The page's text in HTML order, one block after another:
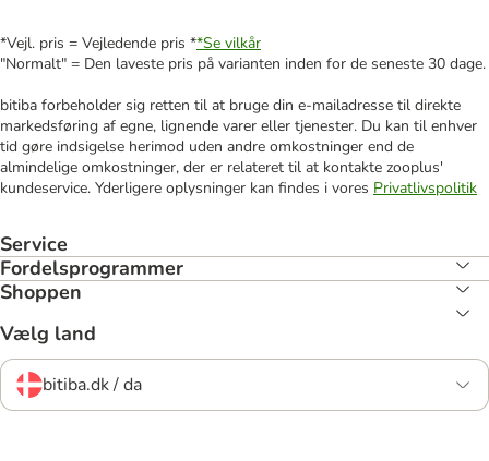
*Vejl. pris = Vejledende pris **Se vilkår
"Normalt" = Den laveste pris på varianten inden for de seneste 30 dage.
bitiba forbeholder sig retten til at bruge din e-mailadresse til direkte
markedsføring af egne, lignende varer eller tjenester. Du kan til enhver
tid gøre indsigelse herimod uden andre omkostninger end de
almindelige omkostninger, der er relateret til at kontakte zooplus'
kundeservice. Yderligere oplysninger kan findes i vores Privatlivspolitik
Service
Fordelsprogrammer
Shoppen
Vælg land
bitiba.dk / da